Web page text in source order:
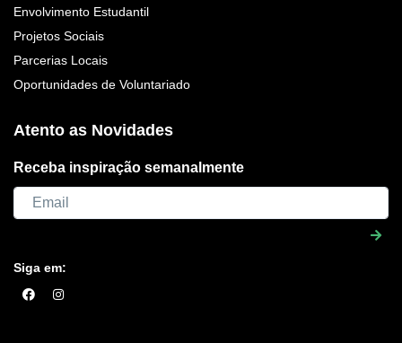
Envolvimento Estudantil
Projetos Sociais
Parcerias Locais
Oportunidades de Voluntariado
Atento as Novidades
Receba inspiração semanalmente
Siga em: